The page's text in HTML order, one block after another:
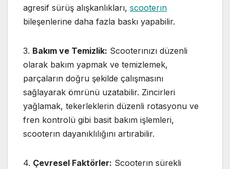
agresif sürüş alışkanlıkları, scooterın
bileşenlerine daha fazla baskı yapabilir.
3. Bakım ve Temizlik: Scooterınızı düzenli
olarak bakım yapmak ve temizlemek,
parçaların doğru şekilde çalışmasını
sağlayarak ömrünü uzatabilir. Zincirleri
yağlamak, tekerleklerin düzenli rotasyonu ve
fren kontrolü gibi basit bakım işlemleri,
scooterın dayanıklılığını artırabilir.
4. Çevresel Faktörler: Scooterın sürekli